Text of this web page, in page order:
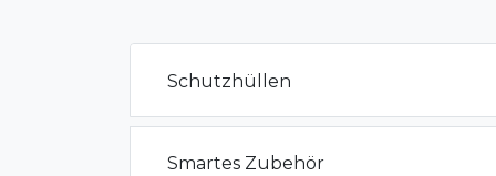
Schutzhüllen
Smartes Zubehör